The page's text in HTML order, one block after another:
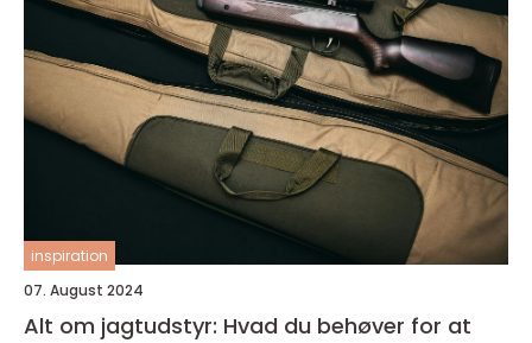
inspiration
07. August 2024
Alt om jagtudstyr: Hvad du behøver for at